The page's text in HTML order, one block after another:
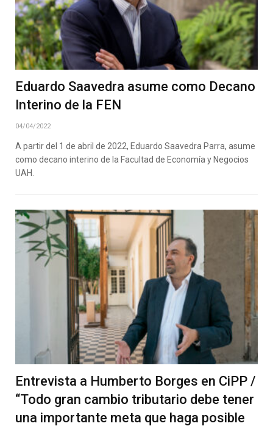
Eduardo Saavedra asume como Decano
Interino de la FEN
04/04/2022
A partir del 1 de abril de 2022, Eduardo Saavedra Parra, asume
como decano interino de la Facultad de Economía y Negocios
UAH.
Entrevista a Humberto Borges en CiPP /
“Todo gran cambio tributario debe tener
una importante meta que haga posible